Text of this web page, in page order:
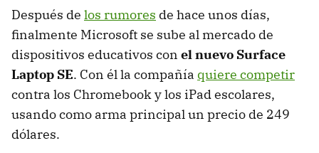
Después de los rumores de hace unos días,
finalmente Microsoft se sube al mercado de
dispositivos educativos con el nuevo Surface
Laptop SE. Con él la compañía quiere competir
contra los Chromebook y los iPad escolares,
usando como arma principal un precio de 249
dólares.